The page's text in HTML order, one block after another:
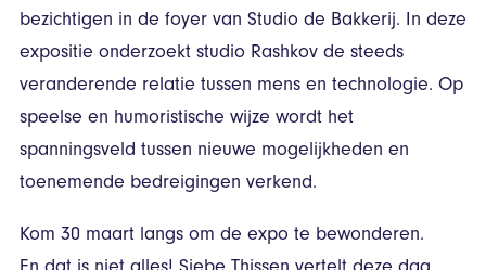
bezichtigen in de foyer van Studio de Bakkerij. In deze
expositie onderzoekt studio Rashkov de steeds
veranderende relatie tussen mens en technologie. Op
speelse en humoristische wijze wordt het
spanningsveld tussen nieuwe mogelijkheden en
toenemende bedreigingen verkend.
Kom 30 maart langs om de expo te bewonderen.